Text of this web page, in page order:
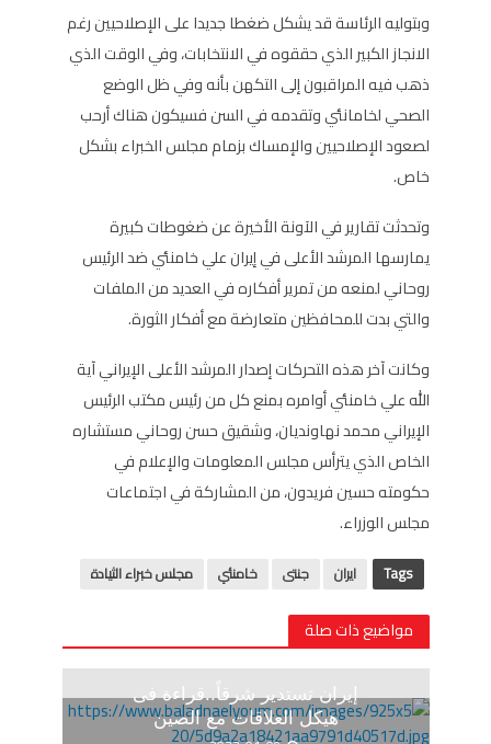
وبتوليه الرئاسة قد يشكل ضغطا جديدا على الإصلاحيين رغم
الانجاز الكبير الذي حققوه في الانتخابات، وفي الوقت الذي
ذهب فيه المراقبون إلى التكهن بأنه وفي ظل الوضع
الصحي لخامانئي وتقدمه في السن فسيكون هناك أرحب
لصعود الإصلاحيين والإمساك بزمام مجلس الخبراء بشكل
خاص.
وتحدثت تقارير في الآونة الأخيرة عن ضغوطات كبيرة
يمارسها المرشد الأعلى في إيران علي خامنئي ضد الرئيس
روحاني لمنعه من تمرير أفكاره في العديد من الملفات
والتي بدت للمحافظين متعارضة مع أفكار الثورة.
وكانت آخر هذه التحركات إصدار المرشد الأعلى الإيراني آية
الله علي خامنئي أوامره بمنع كل من رئيس مكتب الرئيس
الإيراني محمد نهاونديان، وشقيق حسن روحاني مستشاره
الخاص الذي يترأس مجلس المعلومات والإعلام في
حكومته حسين فريدون، من المشاركة في اجتماعات
مجلس الوزراء.
Tags ايران جنتى خامنئي مجلس خبراء الثيادة
مواضيع ذات صلة
إيران تستدير شرقاً..قراءة فى
هيكل العلاقات مع الصين